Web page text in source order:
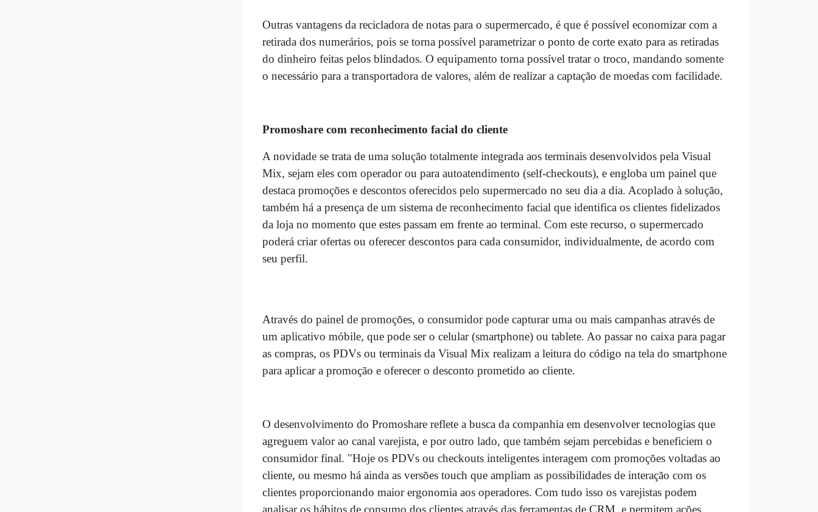
Outras vantagens da recicladora de notas para o supermercado, é que é possível economizar com a
retirada dos numerários, pois se torna possível parametrizar o ponto de corte exato para as retiradas
do dinheiro feitas pelos blindados. O equipamento torna possível tratar o troco, mandando somente
o necessário para a transportadora de valores, além de realizar a captação de moedas com facilidade.
Promoshare com reconhecimento facial do cliente
A novidade se trata de uma solução totalmente integrada aos terminais desenvolvidos pela Visual
Mix, sejam eles com operador ou para autoatendimento (self-checkouts), e engloba um painel que
destaca promoções e descontos oferecidos pelo supermercado no seu dia a dia. Acoplado à solução,
também há a presença de um sistema de reconhecimento facial que identifica os clientes fidelizados
da loja no momento que estes passam em frente ao terminal. Com este recurso, o supermercado
poderá criar ofertas ou oferecer descontos para cada consumidor, individualmente, de acordo com
seu perfil.
Através do painel de promoções, o consumidor pode capturar uma ou mais campanhas através de
um aplicativo móbile, que pode ser o celular (smartphone) ou tablete. Ao passar no caixa para pagar
as compras, os PDVs ou terminais da Visual Mix realizam a leitura do código na tela do smartphone
para aplicar a promoção e oferecer o desconto prometido ao cliente.
O desenvolvimento do Promoshare reflete a busca da companhia em desenvolver tecnologias que
agreguem valor ao canal varejista, e por outro lado, que também sejam percebidas e beneficiem o
consumidor final. "Hoje os PDVs ou checkouts inteligentes interagem com promoções voltadas ao
cliente, ou mesmo há ainda as versões touch que ampliam as possibilidades de interação com os
clientes proporcionando maior ergonomia aos operadores. Com tudo isso os varejistas podem
analisar os hábitos de consumo dos clientes através das ferramentas de CRM, e permitem ações